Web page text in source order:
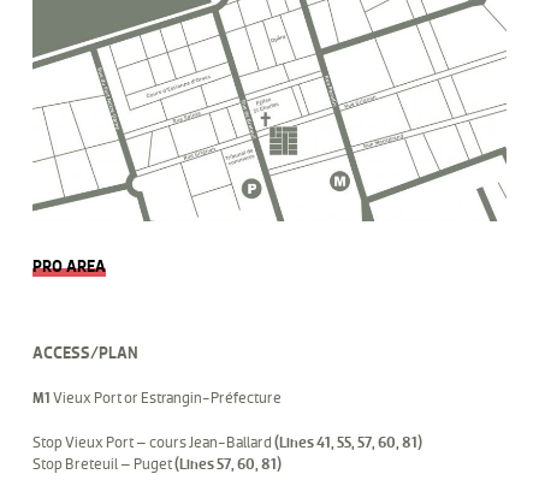
PRO AREA
ACCESS/PLAN
M1 Vieux Port or Estrangin-Préfecture
Stop Vieux Port – cours Jean-Ballard (Lines 41, 55, 57, 60, 81)
Stop Breteuil – Puget(Lines 57, 60, 81)